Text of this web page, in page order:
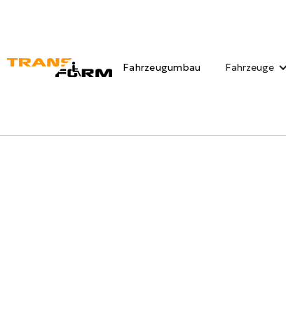
Fahrzeugumbau Fahrzeuge